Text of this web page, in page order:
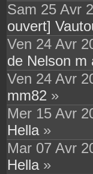
Sam 25 Avr
ouvert]
Ven 24 Avr
de Nelson m
Ven 24 Avr
mm82 »
Mer 15 Avr
Hella»
Mar 07 Avr
Hella»